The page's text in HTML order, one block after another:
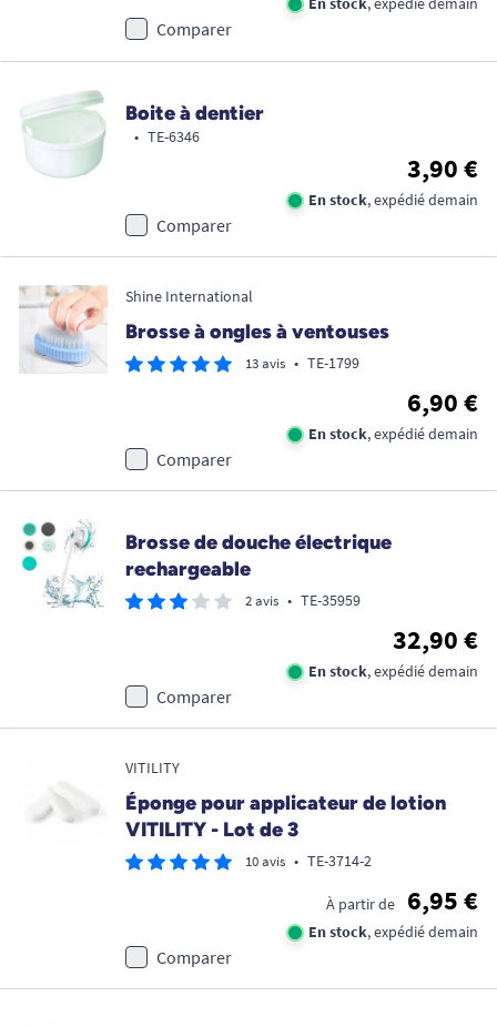
Comparer
Boite à dentier
• TE-6346
3,90 €
En stock, expédié demain
Comparer
Shine International
Brosse à ongles à ventouses
13 avis • TE-1799
6,90 €
En stock, expédié demain
Comparer
Brosse de douche électrique
rechargeable
2 avis • TE-35959
32,90 €
En stock, expédié demain
Comparer
VITILITY
Éponge pour applicateur de lotion
VITILITY - Lot de 3
10 avis • TE-3714-2
À partir de 6,95 €
En stock, expédié demain
Comparer